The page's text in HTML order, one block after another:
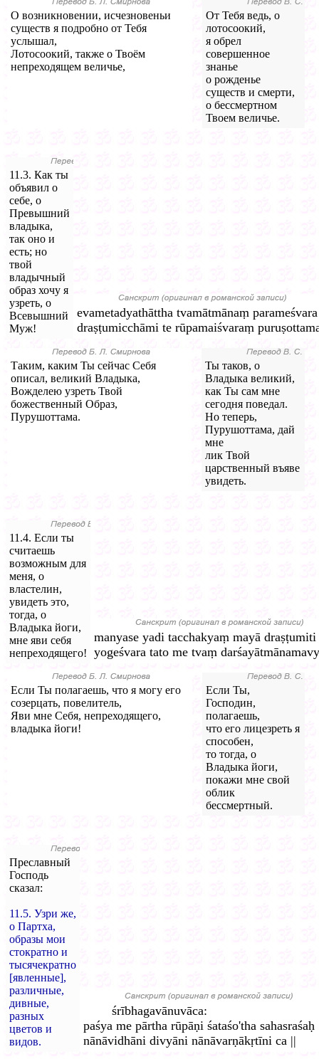
О возникновении, исчезновеньи
существ я подробно от Тебя
услышал,
Лотосоокий, также о Твоём
непреходящем величье,
От Тебя ведь, о
лотосоокий,
я обрел
совершенное
знанье
о рожденье
существ и смерти,
о бессмертном
Твоем величье.
11.3. Как ты
объявил о
себе, о
Превышний
владыка,
так оно и
есть; но
твой
владычный
образ хочу я
узреть, о
Всевышний
Муж!
evametadyathāttha tvamātmānaṃ
draṣṭumicchāmi te rūpamaiśvaraṃ
Таким, каким Ты сейчас Себя
описал, великий Владыка,
Вожделею узреть Твой
божественный Образ,
Пурушоттама.
Ты таков, о
Владыка великий,
как Ты сам мне
сегодня поведал.
Но теперь,
Пурушоттама, дай
мне
лик Твой
царственный въяве
увидеть.
11.4. Если ты
считаешь
возможным для
меня, о
властелин,
увидеть это,
тогда, о
Владыка йоги,
мне яви себя
непреходящего!
manyase yadi tacchakyaṃ mayā
yogeśvara tato me tvaṃ
Если Ты полагаешь, что я могу его
созерцать, повелитель,
Яви мне Себя, непреходящего,
владыка йоги!
Если Ты,
Господин,
полагаешь,
что его лицезреть я
способен,
то тогда, о
Владыка йоги,
покажи мне свой
облик
бессмертный.
Преславный
Господь
сказал:
11.5. Узри же,
о Партха,
образы мои
стократно и
тысячекратно
[явленные],
различные,
дивные,
разных
цветов и
видов.
śrībhagavānuvāca:
paśya me pārtha rūpāṇi śataśo'tha
nānāvidhāni divyāni nānāvarṇākṛtīni ca ||